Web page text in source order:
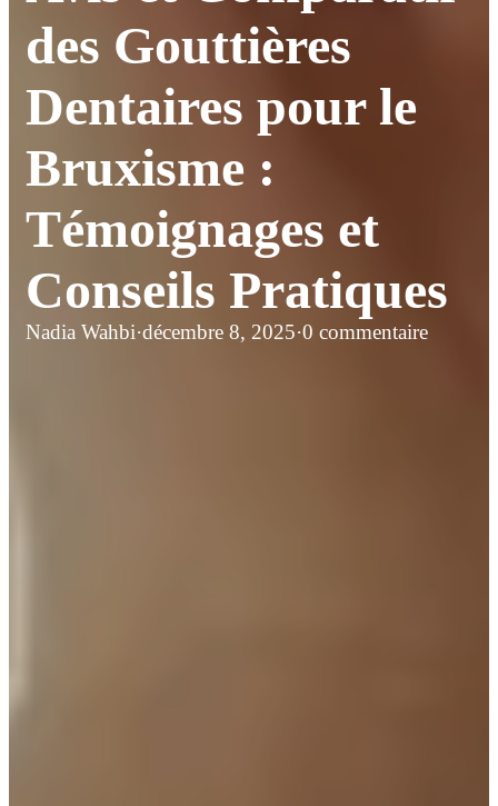
des Gouttières
Dentaires pour le
Bruxisme :
Témoignages et
Conseils Pratiques
Nadia Wahbi·décembre 8, 2025·0 commentaire